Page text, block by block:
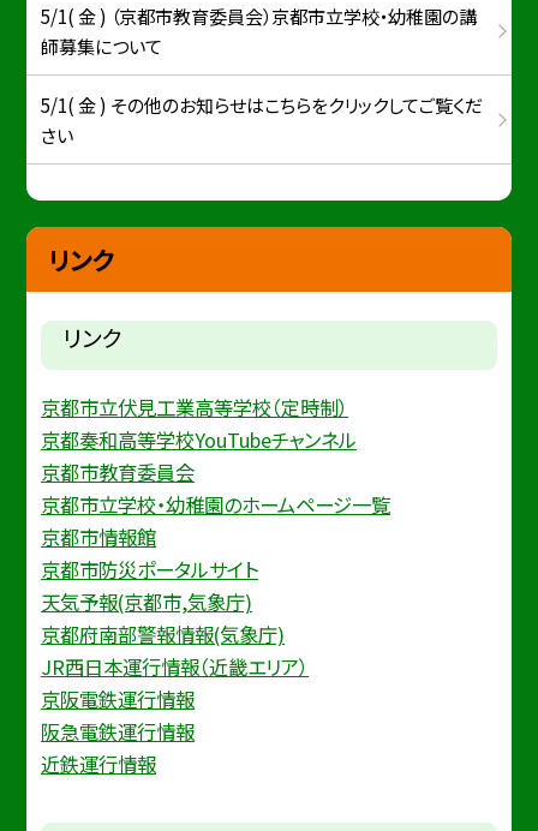
5/1( 金 ) （京都市教育委員会）京都市立学校・幼稚園の講
師募集について
5/1( 金 ) その他のお知らせはこちらをクリックしてご覧くだ
さい
リンク
リンク
京都市立伏見工業高等学校（定時制）
京都奏和高等学校YouTubeチャンネル
京都市教育委員会
京都市立学校・幼稚園のホームページ一覧
京都市情報館
京都市防災ポータルサイト
天気予報(京都市,気象庁)
京都府南部警報情報(気象庁)
JR西日本運行情報（近畿エリア）
京阪電鉄運行情報
阪急電鉄運行情報
近鉄運行情報